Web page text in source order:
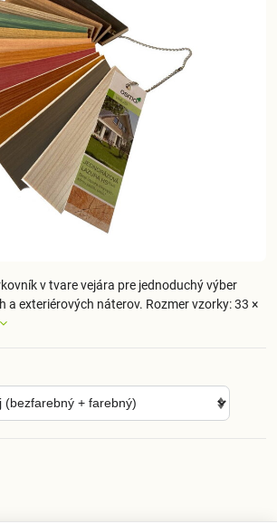
v tvare vejára pre jednoduchý výber
a exteriérových náterov. Rozmer vzorky: 33 ×